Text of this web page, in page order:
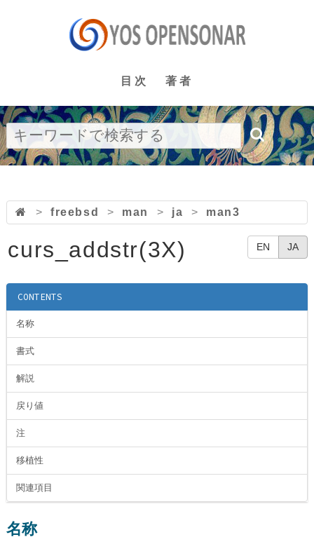
目次 著者
> freebsd > man > ja > man3
EN JA
curs_addstr(3X)
CONTENTS
名称
書式
解説
戻り値
注
移植性
関連項目
名称